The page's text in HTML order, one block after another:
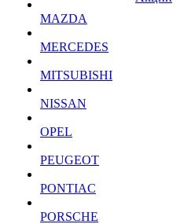
MAZDA
MERCEDES
MITSUBISHI
NISSAN
OPEL
PEUGEOT
PONTIAC
PORSCHE